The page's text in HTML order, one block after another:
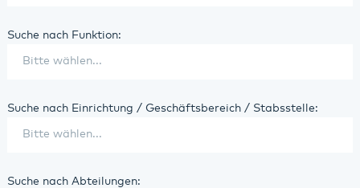
Suche nach Funktion:
Suche nach Einrichtung / Geschäftsbereich / Stabsstelle:
Suche nach Abteilungen: